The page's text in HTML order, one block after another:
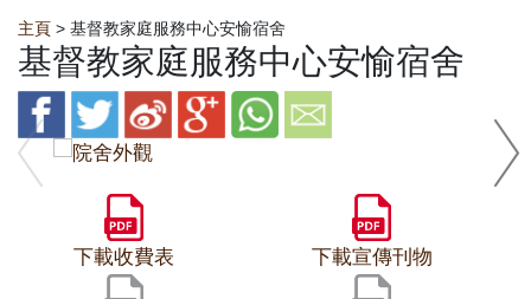
Breadcrumb
主頁 > 基督教家庭服務中心安愉宿舍
基督教家庭服務中心安愉宿舍
下載收費表 下載宣傳刊物